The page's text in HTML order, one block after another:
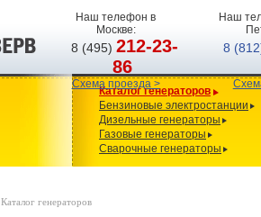
Наш телефон в
Москве:
8 (495)212-23-
86
Схема проезда >
Наш
8
Каталог генераторов
Бензиновые электростанции
Дизельные генераторы
Газовые генераторы
Сварочные генераторы
Каталог генераторов